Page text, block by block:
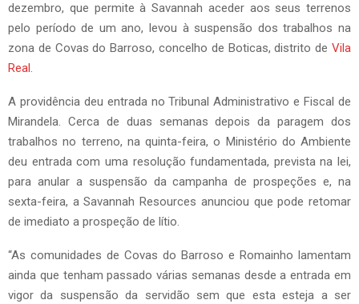
dezembro, que permite à Savannah aceder aos seus terrenos
pelo período de um ano, levou à suspensão dos trabalhos na
zona de Covas do Barroso, concelho de Boticas, distrito de Vila
Real.
A providência deu entrada no Tribunal Administrativo e Fiscal de
Mirandela. Cerca de duas semanas depois da paragem dos
trabalhos no terreno, na quinta-feira, o Ministério do Ambiente
deu entrada com uma resolução fundamentada, prevista na lei,
para anular a suspensão da campanha de prospeções e, na
sexta-feira, a Savannah Resources anunciou que pode retomar
de imediato a prospeção de lítio.
“As comunidades de Covas do Barroso e Romainho lamentam
ainda que tenham passado várias semanas desde a entrada em
vigor da suspensão da servidão sem que esta esteja a ser